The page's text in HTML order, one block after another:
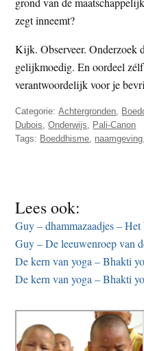
zegt inneemt?
Kijk. Observeer. Onderzoek
gelijkmoedig. En oordeel
verantwoordelijk voor je
Categorie:Achtergronden
Dubois ,Onderwijs
Pali-Canon
Tags: Boeddhisme naamgeving
Lees ook:
Guy – dhammazaadjes – Het
Guy – De leeuwenroep van
De kern van yoga – Bhakti
De kern van yoga – Bhakti